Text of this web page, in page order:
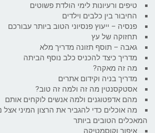
טיפים ורעיונות לימי הולדת פשוטים
החיבור בין כלבים וילדים
פנסיה – ייעוץ פנסיוני הטוב ביותר עבורכם
תחזוקה של עץ
גאבה – תוסף תזונה מדריך מלא
מדריך כיצד להכניס כלב נוסף הביתה
מה זה מאקה?
מדריך בניה וקידום אתרים
אסטקסנטין מה זה ולמה זה טוב?
מהם אדפטוגנים ולמה אנשים לוקחים אותם
המאכלים הטובים ביותר
איפור וקוסמטיקה